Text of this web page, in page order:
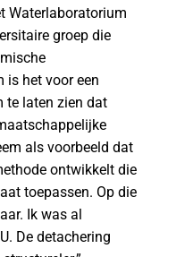
Waterlaboratorium
groep die
is het voor een
te laten zien dat
als voorbeeld dat
ontwikkelt die
toepassen. Op die
Ik was al
De detachering